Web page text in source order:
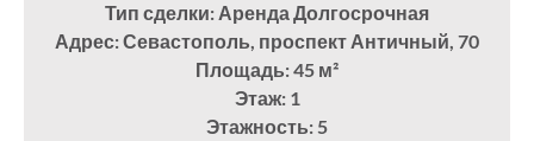
Тип сделки: Аренда Долгосрочная
Адрес: Севастополь, проспект Античный, 70
Площадь: 45 м²
Этаж: 1
Этажность: 5